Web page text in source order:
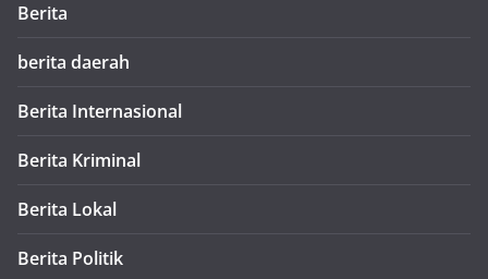
Berita
berita daerah
Berita Internasional
Berita Kriminal
Berita Lokal
Berita Politik